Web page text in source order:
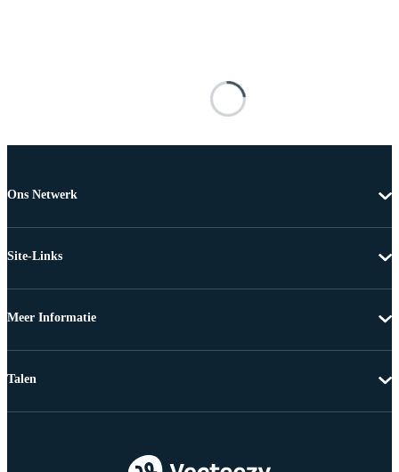
Ons Netwerk
Site-Links
Meer Informatie
Talen